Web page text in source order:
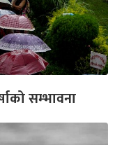
सम्भावना